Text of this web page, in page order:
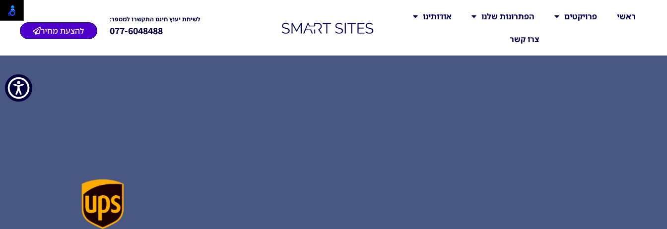
ראשי פרויקטים הפתרונות שלנו אודותינו
צרו קשר
לשיחת יעוץ חינם התקשרו למספר:
077-6048488 להצעת מחיר